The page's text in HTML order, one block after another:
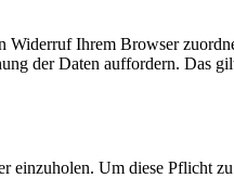
Ihrem Browser
der Daten auffordern. Das
Um diese Pflicht